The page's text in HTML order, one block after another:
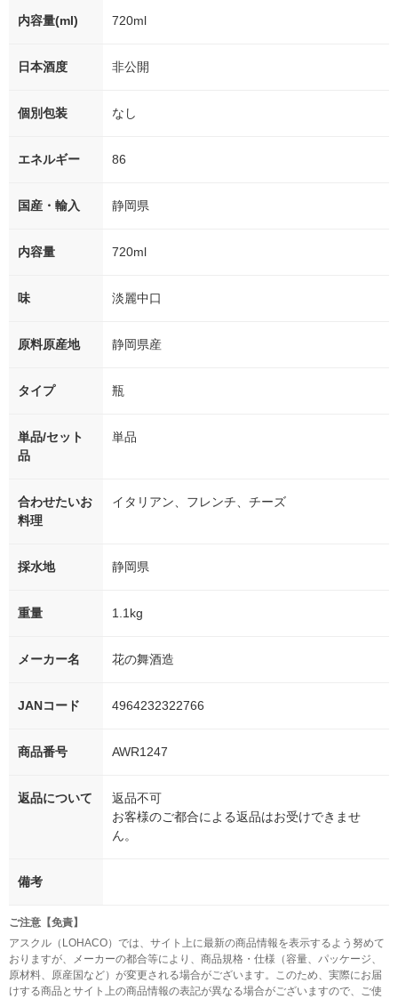
内容量(ml) 720ml
日本酒度 非公開
個別包装 なし
エネルギー 86
国産・輸入 静岡県
内容量 720ml
味 淡麗中口
原料原産地 静岡県産
タイプ 瓶
単品/セット
品
単品
合わせたいお
料理
イタリアン、フレンチ、チーズ
採水地 静岡県
重量 1.1kg
メーカー名 花の舞酒造
JANコード 4964232322766
商品番号 AWR1247
返品について
返品不可
お客様のご都合による返品はお受けできませ
ん。
備考
ご注意【免責】
アスクル（LOHACO）では、サイト上に最新の商品情報を表示するよう努めて
おりますが、メーカーの都合等により、商品規格・仕様（容量、パッケージ、
原材料、原産国など）が変更される場合がございます。このため、実際にお届
けする商品とサイト上の商品情報の表記が異なる場合がございますので、ご使